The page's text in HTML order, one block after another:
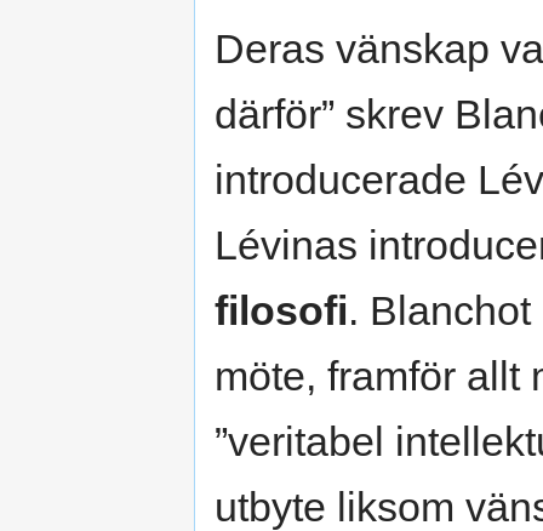
Deras vänskap
därför” skrev
introducerade
Lévinas
filosofi.
möte, framför allt
”veritabel
utbyte liksom